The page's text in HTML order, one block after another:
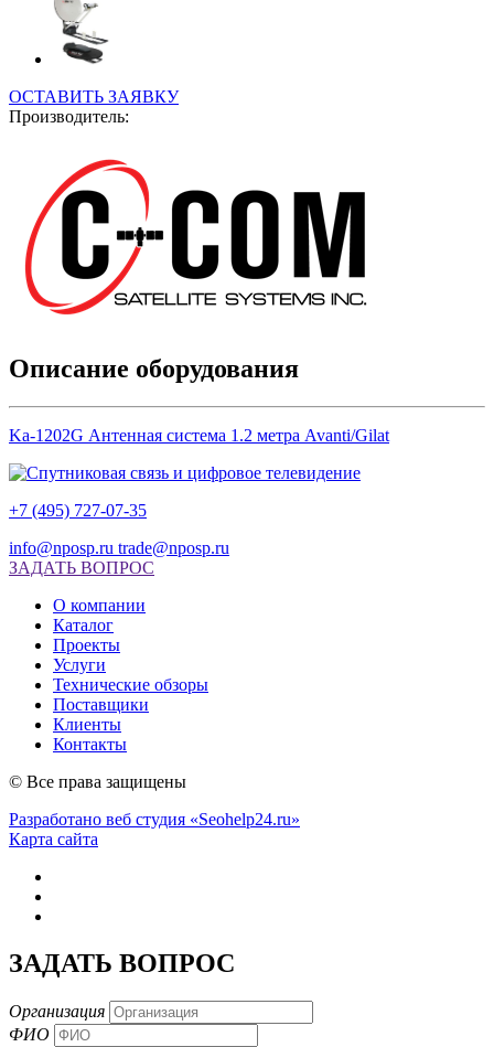
ОСТАВИТЬ ЗАЯВКУ
Производитель:
Описание оборудования
Ka-1202G Антенная система 1.2 метра Avanti/Gilat
+7 (495) 727-07-35
info@nposp.ru trade@nposp.ru
ЗАДАТЬ ВОПРОС
О компании
Каталог
Проекты
Услуги
Технические обзоры
Поставщики
Клиенты
Контакты
© Все права защищены
Разработано веб студия «Seohelp24.ru»
Карта сайта
ЗАДАТЬ ВОПРОС
Организация
ФИО